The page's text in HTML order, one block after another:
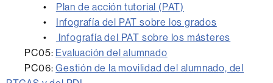
• Plan de acción tutorial (PAT)
• Infografía del PAT sobre los grados
•
Infografía del PAT sobre los másteres
PC05: Evaluación del alumnado
PC06:Gestión de la movilidad del alumnado, del